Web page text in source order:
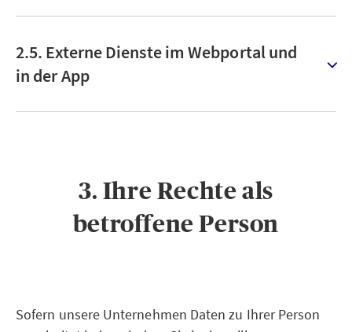
2.5. Externe Dienste im Webportal und
in der App
3. Ihre Rechte als
betroffene Person
Sofern unsere Unternehmen Daten zu Ihrer Person